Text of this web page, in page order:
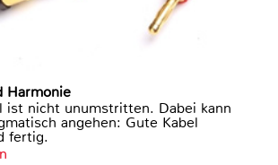
Harmonie
ist nicht unumstritten. Dabei kann
angehen: Gute Kabel
fertig.